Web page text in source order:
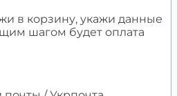
в корзину, укажи данные
шагом будет оплата